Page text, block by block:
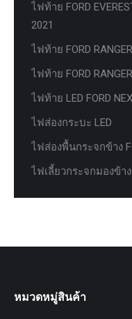
ไฟท้าย FORD
2021
ไฟท้าย FORD
ไฟท้าย FORD
ไฟท้าย LED FORD
ไฟส่องกระบะ LED
ไฟส่องพื้นกระจกข้าง
ไฟเลี้ยวกระจกมองข้าง
หมวดหมู่สินค้า